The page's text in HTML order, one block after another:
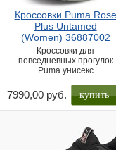
Кроссовки Puma Rose
Plus Untamed
(Women) 36887002
Кроссовки для
повседневных прогулок
Puma унисекс
7990,00 руб. купить